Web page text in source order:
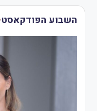
השבוע הפודקאסט